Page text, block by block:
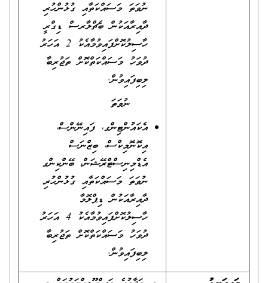
ނުވަތަ މަސައްކަތާއި ގުޅުންހުރި
ދާއިރާއަކުން ބެޗްލާރސް ޑިގްރީ
ހާސިލުކޮށްފައިވުމާއެކު 2 އަހަރު
ދުވަހު މަސައްކަތްކޮށް ތަޖުރިބާ
ލިބިފައިވުން.
ނުވަތަ
އެކައުންޓިންގ، ފައިނޭންސް،
އިކޮނޮމިކްސް، ބިޒްނަސް
އެޑްމިނިސްޓްރޭޝަން، ބޭންކިންގ‏
ނުވަތަ މަސައްކަތާއި ގުޅުންހުރި
ދާއިރާއަކުން ޑިޕްލޮމާ
ހާސިލުކޮށްފައިވުމާއެކު 4 އަހަރު
ދުވަހު މަސައްކަތްކޮށް ތަޖުރިބާ
ލިބިފައިވުން.